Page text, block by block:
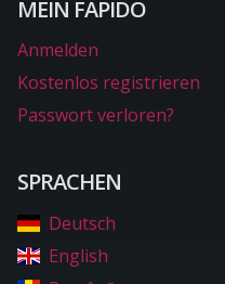
MEIN FAPIDO
Anmelden
Kostenlos registrieren
Passwort verloren?
SPRACHEN
Deutsch
English